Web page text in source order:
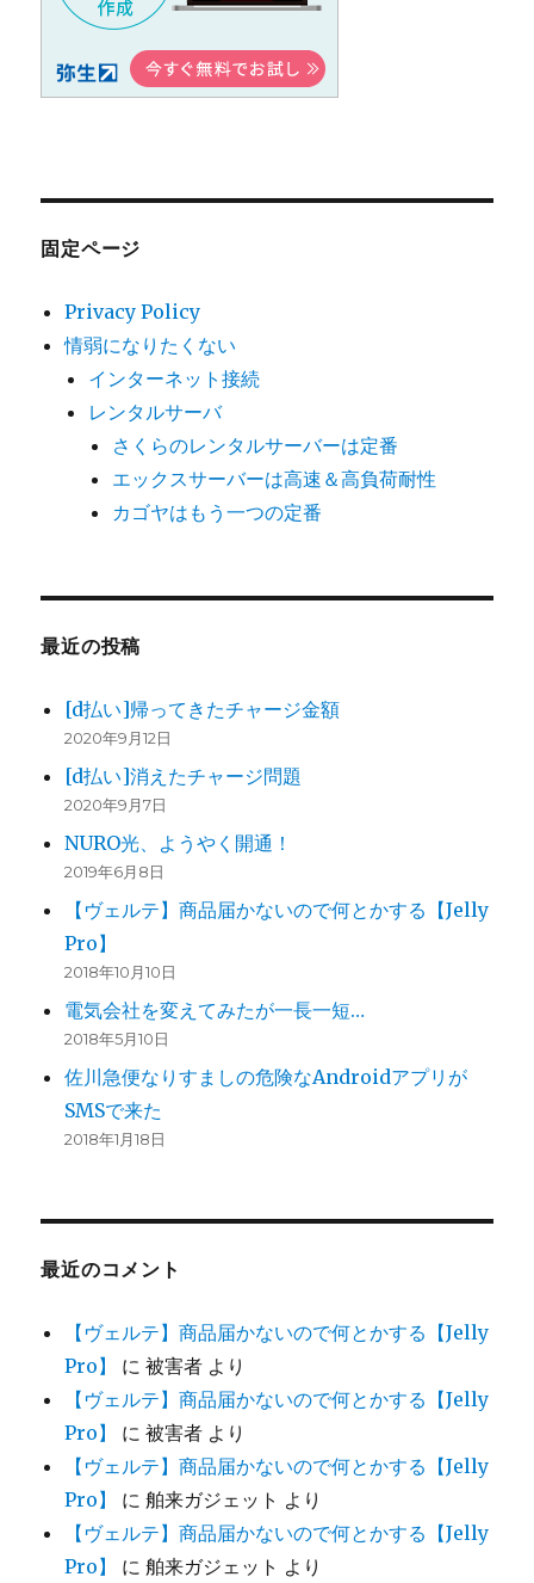
固定ページ
Privacy Policy
情弱になりたくない
インターネット接続
レンタルサーバ
さくらのレンタルサーバーは定番
エックスサーバーは高速＆高負荷耐性
カゴヤはもう一つの定番
最近の投稿
[d払い]帰ってきたチャージ金額
2020年9月12日
[d払い]消えたチャージ問題
2020年9月7日
NURO光、ようやく開通！
2019年6月8日
【ヴェルテ】商品届かないので何とかする【Jelly
Pro】
2018年10月10日
電気会社を変えてみたが一長一短…
2018年5月10日
佐川急便なりすましの危険なAndroidアプリが
SMSで来た
2018年1月18日
最近のコメント
【ヴェルテ】商品届かないので何とかする【Jelly
Pro】
に被害者 より
【ヴェルテ】商品届かないので何とかする【Jelly
Pro】
に被害者 より
【ヴェルテ】商品届かないので何とかする【Jelly
Pro】
に舶来ガジェット より
【ヴェルテ】商品届かないので何とかする【Jelly
Pro】
に舶来ガジェット より